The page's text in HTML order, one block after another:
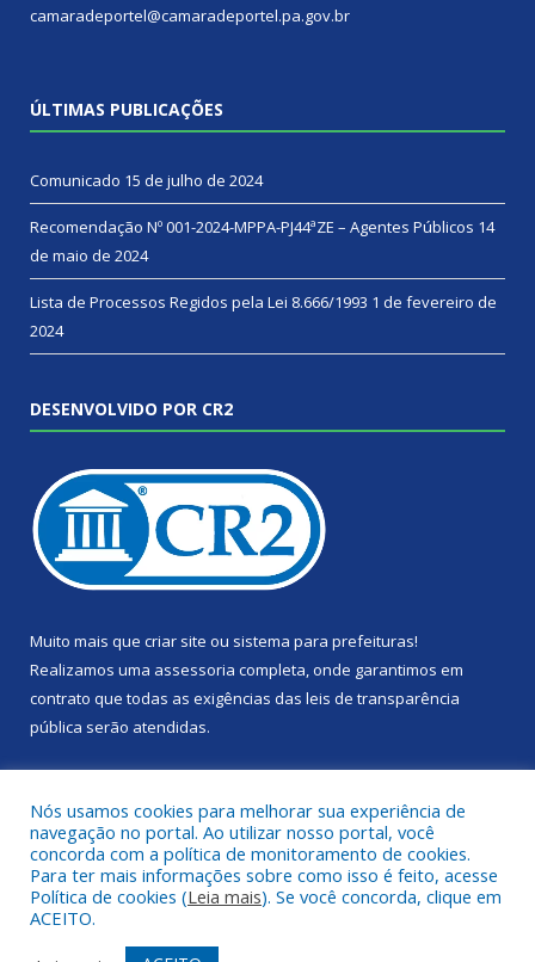
camaradeportel@camaradeportel.pa.gov.br
ÚLTIMAS PUBLICAÇÕES
Comunicado 15 de julho de 2024
Recomendação Nº 001-2024-MPPA-PJ44ªZE – Agentes Públicos 14
de maio de 2024
Lista de Processos Regidos pela Lei 8.666/1993 1 de fevereiro de
2024
DESENVOLVIDO POR CR2
Muito mais que criar site ou sistema para prefeituras!
Realizamos uma assessoria completa, onde garantimos em
contrato que todas as exigências das leis de transparência
pública serão atendidas.
Todos os direitos reservados a Câmara Municipal de Portel.
Nós usamos cookies para melhorar sua experiência de
navegação no portal. Ao utilizar nosso portal, você
concorda com a política de monitoramento de cookies.
Para ter mais informações sobre como isso é feito, acesse
Política de cookies (Leia mais). Se você concorda, clique em
ACEITO.